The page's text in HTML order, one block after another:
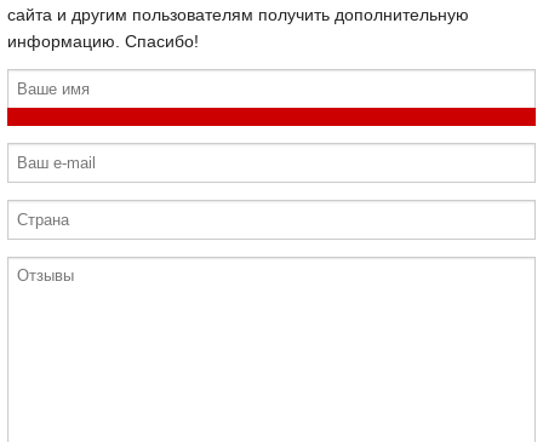
сайта и другим пользователям получить дополнительную
информацию. Спасибо!